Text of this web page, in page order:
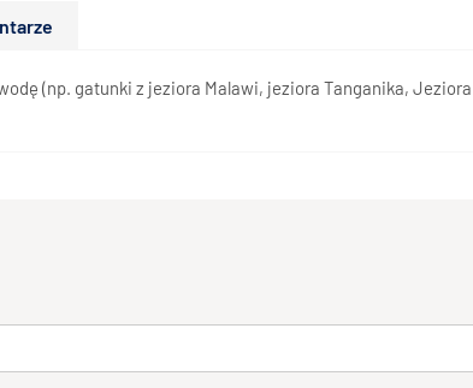
(np. gatunki z jeziora Malawi, jeziora Tanganika,